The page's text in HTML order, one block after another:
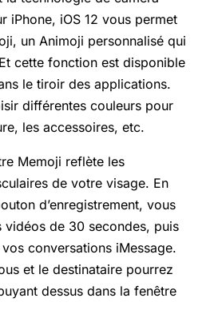
iPhone, iOS 12 vous permet
un Animoji personnalisé qui
cette fonction est disponible
le tiroir des applications.
différentes couleurs pour
les accessoires, etc.
Memoji reflète les
de votre visage. En
d’enregistrement, vous
vidéos de 30 secondes, puis
conversations iMessage.
et le destinataire pourrez
dessus dans la fenêtre